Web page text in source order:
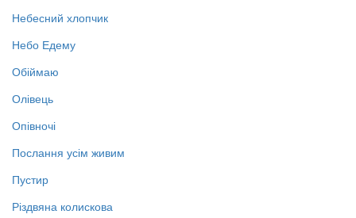
Небесний хлопчик
Небо Едему
Обіймаю
Олівець
Опівночі
Послання усім живим
Пустир
Різдвяна колискова